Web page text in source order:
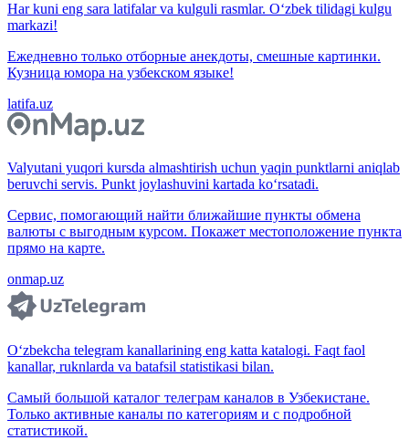
Har kuni eng sara latifalar va kulguli rasmlar. O‘zbek tilidagi kulgu
markazi!
Ежедневно только отборные анекдоты, смешные картинки.
Кузница юмора на узбекском языке!
latifa.uz
Valyutani yuqori kursda almashtirish uchun yaqin punktlarni aniqlab
beruvchi servis. Punkt joylashuvini kartada ko‘rsatadi.
Сервис, помогающий найти ближайшие пункты обмена
валюты с выгодным курсом. Покажет местоположение пункта
прямо на карте.
onmap.uz
O‘zbekcha telegram kanallarining eng katta katalogi. Faqt faol
kanallar, ruknlarda va batafsil statistikasi bilan.
Самый большой каталог телеграм каналов в Узбекистане.
Только активные каналы по категориям и с подробной
статистикой.